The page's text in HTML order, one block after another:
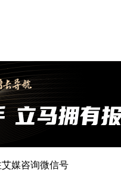
媒咨询微信号